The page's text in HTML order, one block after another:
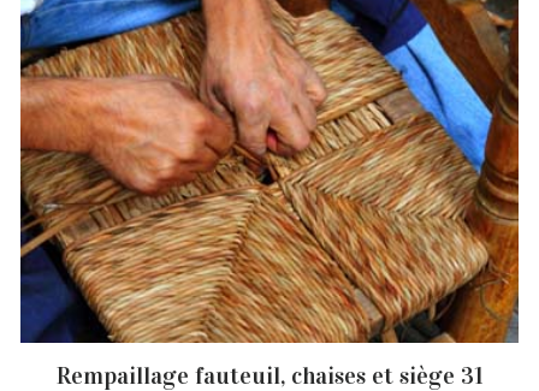
Rempaillage fauteuil, chaises et siège 31